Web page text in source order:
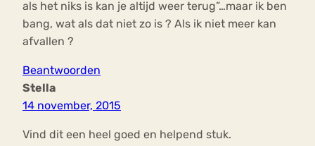
als het niks is kan je altijd weer terug”…maar ik ben
bang, wat als dat niet zo is ? Als ik niet meer kan
afvallen ?
Beantwoorden
Stella
14 november, 2015
Vind dit een heel goed en helpend stuk.